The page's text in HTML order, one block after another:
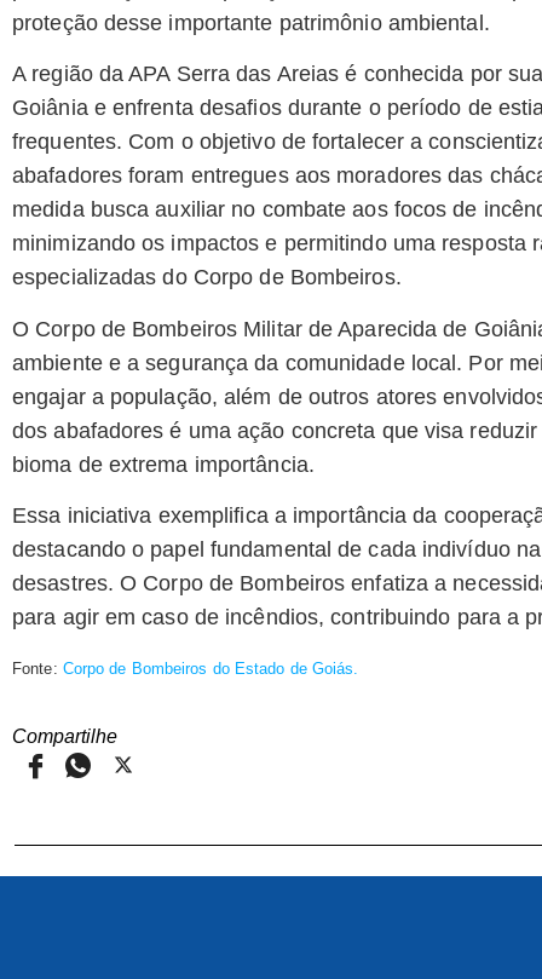
proteção desse importante patrimônio ambiental.
A região da APA Serra das Areias é conhecida por
Goiânia e enfrenta desafios durante o período de
frequentes. Com o objetivo de fortalecer a
abafadores foram entregues aos moradores das
medida busca auxiliar no combate aos focos de
minimizando os impactos e permitindo uma resposta
especializadas do Corpo de Bombeiros.
O Corpo de Bombeiros Militar de Aparecida de
ambiente e a segurança da comunidade local. Por
engajar a população, além de outros atores
dos abafadores é uma ação concreta que visa
bioma de extrema importância.
Essa iniciativa exemplifica a importância da
destacando o papel fundamental de cada indivíduo
desastres. O Corpo de Bombeiros enfatiza a
para agir em caso de incêndios, contribuindo para a
Fonte: Corpo de Bombeiros do Estado de Goiás.
Compartilhe